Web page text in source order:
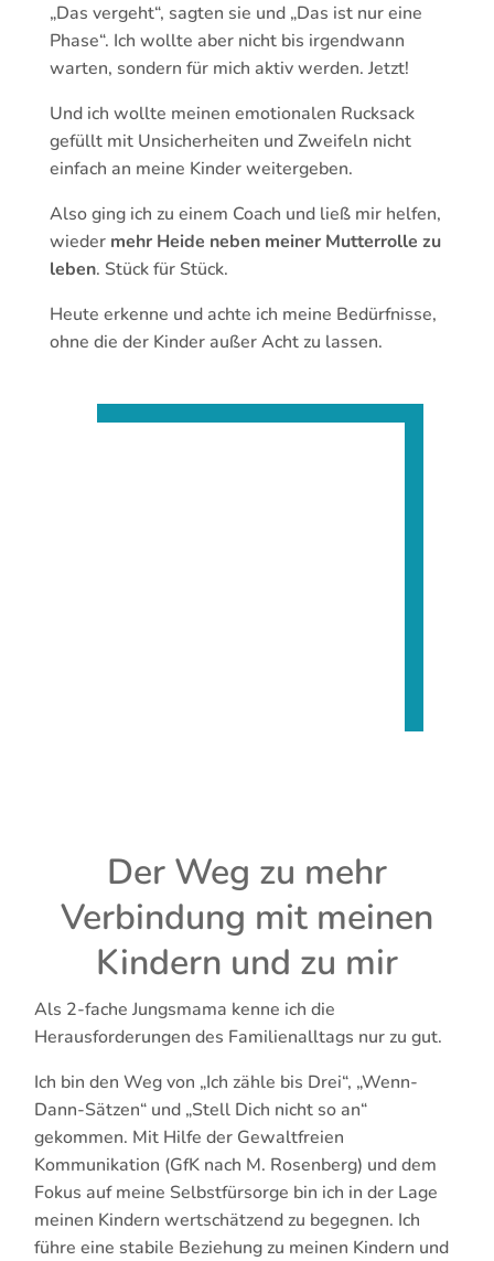
„Das vergeht“, sagten sie und „Das ist nur eine
Phase“. Ich wollte aber nicht bis irgendwann
warten, sondern für mich aktiv werden. Jetzt!
Und ich wollte meinen emotionalen Rucksack
gefüllt mit Unsicherheiten und Zweifeln nicht
einfach an meine Kinder weitergeben.
Also ging ich zu einem Coach und ließ mir helfen,
wieder mehr Heide neben meiner Mutterrolle zu
leben. Stück für Stück.
Heute erkenne und achte ich meine Bedürfnisse,
ohne die der Kinder außer Acht zu lassen.
Der Weg zu mehr
Verbindung mit meinen
Kindern und zu mir
Als 2-fache Jungsmama kenne ich die
Herausforderungen des Familienalltags nur zu gut.
Ich bin den Weg von „Ich zähle bis Drei“, „Wenn-
Dann-Sätzen“ und „Stell Dich nicht so an“
gekommen. Mit Hilfe der Gewaltfreien
Kommunikation (GfK nach M. Rosenberg) und dem
Fokus auf meine Selbstfürsorge bin ich in der Lage
meinen Kindern wertschätzend zu begegnen. Ich
führe eine stabile Beziehung zu meinen Kindern und